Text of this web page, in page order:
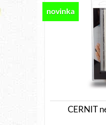
CERNIT
novinka